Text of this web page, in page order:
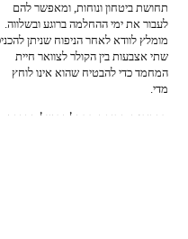
תחושת ביטחון ונוחות, ומאפשר להם
לעבור את ימי ההחלמה ברוגע ובשלווה.
מומלץ לוודא לאחר הניפוח שניתן
שתי אצבעות בין הקולר לצוואר חיית
המחמד כדי להבטיח שהוא אינו לוחץ
מדי.
הפכו את תקופת ההחלמה של חברכם